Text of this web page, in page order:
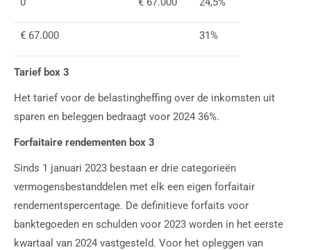
€ 67.000 31%
Tarief box 3
Het tarief voor de belastingheffing over de inkomsten uit
sparen en beleggen bedraagt voor 2024 36%.
Forfaitaire rendementen box 3
Sinds 1 januari 2023 bestaan er drie categorieën
vermogensbestanddelen met elk een eigen forfaitair
rendementspercentage. De definitieve forfaits voor
banktegoeden en schulden voor 2023 worden in het eerste
kwartaal van 2024 vastgesteld. Voor het opleggen van